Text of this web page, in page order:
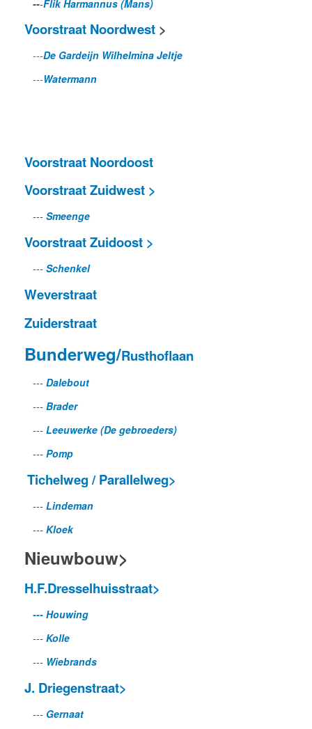
---Flik Harmannus (Mans)
Voorstraat Noordwest >
---De Gardeijn Wilhelmina Jeltje
---Watermann
Voorstraat Noordoost
Voorstraat Zuidwest >
--- Smeenge
Voorstraat Zuidoost >
--- Schenkel
Weverstraat
Zuiderstraat
Bunderweg/Rusthoflaan
--- Dalebout
--- Brader
--- Leeuwerke (De gebroeders)
--- Pomp
Tichelweg / Parallelweg>
--- Lindeman
--- Kloek
Nieuwbouw>
H.F.Dresselhuisstraat>
--- Houwing
--- Kolle
--- Wiebrands
J. Driegenstraat>
--- Gernaat